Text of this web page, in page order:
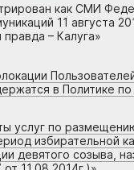
как СМИ
11 августа
– Калуга»
в Политике
услуг по
избирательной
девятого созыва,